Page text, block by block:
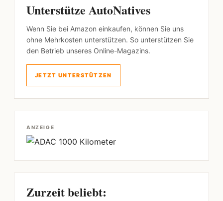
Unterstütze AutoNatives
Wenn Sie bei Amazon einkaufen, können Sie uns
ohne Mehrkosten unterstützen. So unterstützen Sie
den Betrieb unseres Online-Magazins.
JETZT UNTERSTÜTZEN
ANZEIGE
Zurzeit beliebt: